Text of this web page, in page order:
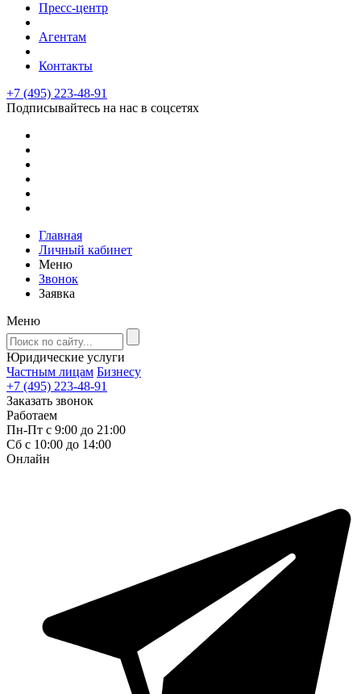
Пресс-центр
Агентам
Контакты
+7 (495) 223-48-91
Подписывайтесь на нас в соцсетях
Главная
Личный кабинет
Меню
Звонок
Заявка
Меню
Юридические услуги
Частным лицам Бизнесу
+7 (495) 223-48-91
Заказать звонок
Работаем
Пн-Пт с 9:00 до 21:00
Сб с 10:00 до 14:00
Онлайн